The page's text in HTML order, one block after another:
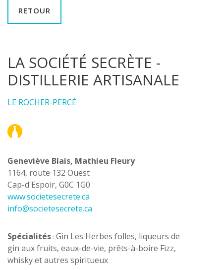
RETOUR
LA SOCIÉTÉ SECRÈTE -
DISTILLERIE ARTISANALE
LE ROCHER-PERCÉ
Geneviève Blais, Mathieu Fleury
1164, route 132 Ouest
Cap-d'Espoir, G0C 1G0
www.societesecrete.ca
info@societesecrete.ca
Spécialités : Gin Les Herbes folles, liqueurs de
gin aux fruits, eaux-de-vie, prêts-à-boire Fizz,
whisky et autres spiritueux